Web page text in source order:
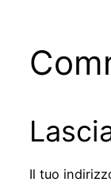
Il tuo